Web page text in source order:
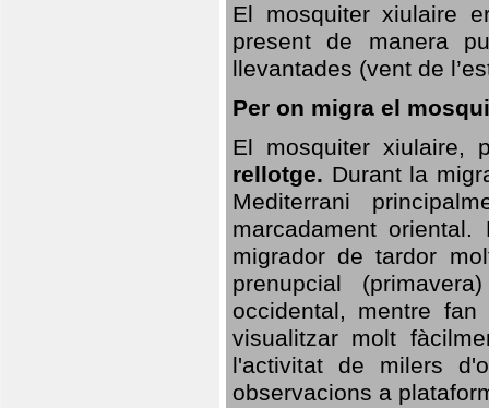
El mosquiter xiulaire
present de manera
llevantades (vent de
Per on migra el
El mosquiter xiulaire,
rellotge. Durant la
Mediterrani
marcadament
migrador de tardor
prenupcial
occidental, mentre
visualitzar molt
l'activitat de milers
observacions a